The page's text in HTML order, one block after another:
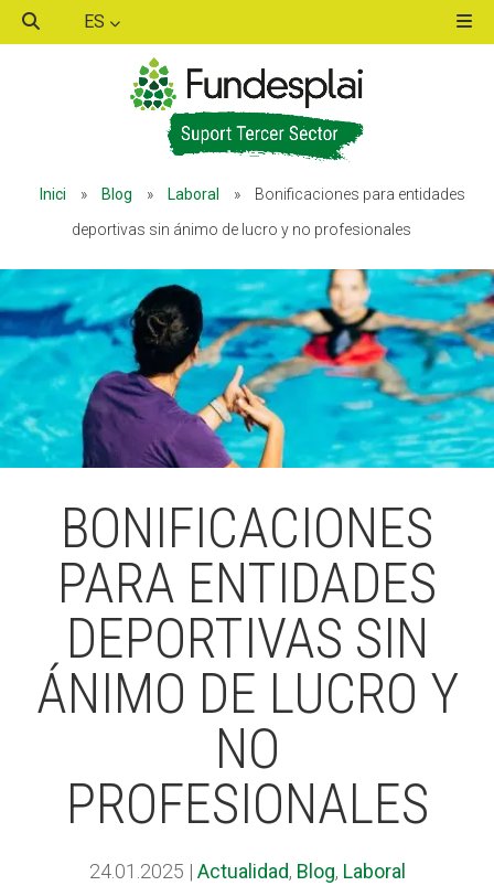
ES
Inici » Blog » Laboral »
Bonificaciones para entidades
deportivas sin ánimo de lucro y no profesionales
BONIFICACIONES
PARA ENTIDADES
DEPORTIVAS SIN
ÁNIMO DE LUCRO Y
NO
PROFESIONALES
24.01.2025 | Actualidad, Blog, Laboral
ACTIVITATS D'ESTIU
MÓN ESCOLAR
ALBERG CENTRE ESPLAI
FORMACIÓ
ACCIÓ SOCIAL I JOVES
ESPLAIS
SUPORT TERCER SECTOR
ACTIVITATS D'ESTIU
MÓN ESCOLAR
ALBERG CENTRE ESPLAI
FORMACIÓ
ACCIÓ SOCIAL I JOVES
ESPLAIS
SUPORT TERCER SECTOR